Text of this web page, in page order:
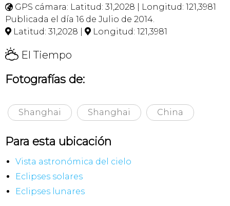
 GPS cámara: Latitud: 31,2028 | Longitud: 121,3981
Publicada el día 16 de Julio de 2014.
 Latitud: 31,2028 |  Longitud: 121,3981
H El Tiempo
Fotografías de:
Shanghai Shanghai China
Para esta ubicación
Vista astronómica del cielo
Eclipses solares
Eclipses lunares